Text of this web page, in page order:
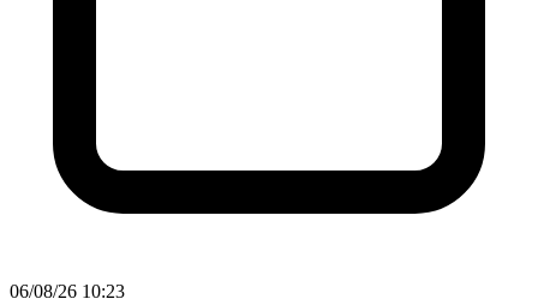
06/08/26 10:23